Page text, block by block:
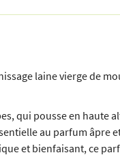
laine vierge de
qui pousse en haute
au parfum âpre
et bienfaisant, ce